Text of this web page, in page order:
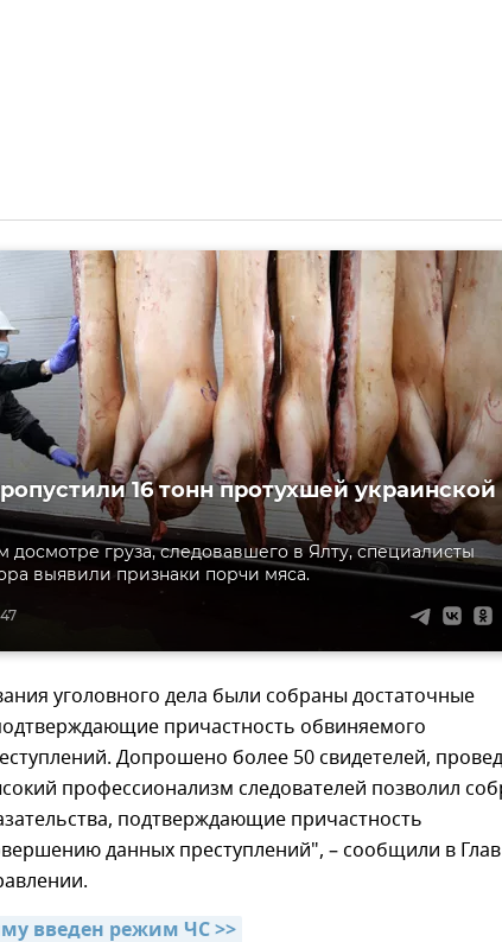
16 тонн протухшей украинской
досмотре груза, следовавшего в Ялту, специалисты
выявили признаки порчи мяса.
уголовного дела были собраны достаточные
причастность обвиняемого
Допрошено более 50 свидетелей,
профессионализм следователей позволил
подтверждающие причастность
данных преступлений", – сообщили в
введен режим ЧС >>